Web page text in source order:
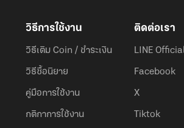
วิธีการใช้งาน
วิธีเติม Coin / ชำระเงิน
วิธีซื้อนิยาย
คู่มือการใช้งาน
กติกาการใช้งาน
ติดต่อเรา
LINE
Facebook
X
Tiktok